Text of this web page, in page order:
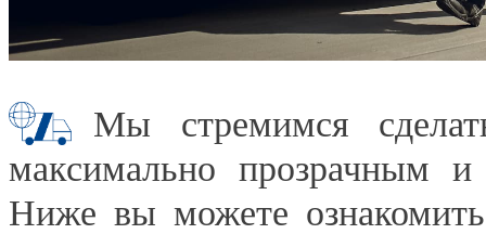
Мы стремимся
максимально прозрачным
Ниже вы можете